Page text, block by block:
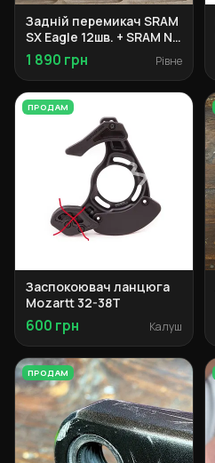
Задній перемикач SRAM
SX Eagle 12шв. + SRAM NX
Eagle 12шв.
1 890 грн Рівне
ПРОДАМ
Заспокоювач ланцюга
Mozartt 32-38T
600 грн Калуш
ПРОДАМ